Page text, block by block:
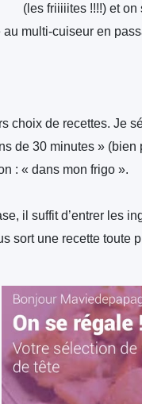
(les friiiiites !!!!) et
multi-cuiseur en
choix de recettes. Je
de 30 minutes »
: « dans mon frigo ».
il suffit d’entrer les
sort une recette toute